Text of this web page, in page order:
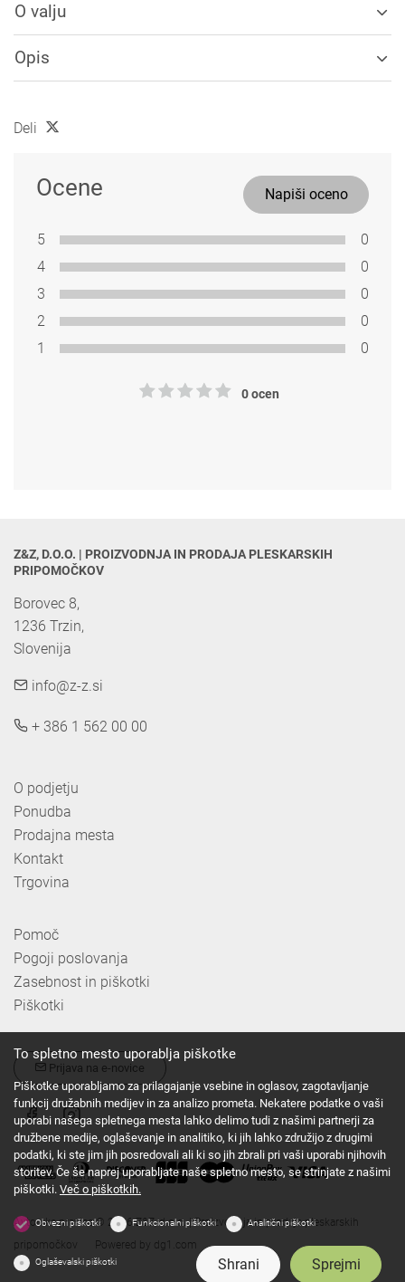
O valju
Opis
Deli
Ocene Napiši oceno
5
0
4
0
3
0
2
0
1
0
0 ocen
Z&Z, D.O.O. | PROIZVODNJA IN PRODAJA PLESKARSKIH
PRIPOMOČKOV
Borovec 8,
1236 Trzin,
Slovenija
info@z-z.si
+ 386 1 562 00 00
O podjetju
Ponudba
Prodajna mesta
Kontakt
Trgovina
Pomoč
Pogoji poslovanja
Zasebnost in piškotki
Piškotki
Prijava na e-novice
Avtorske pravice © 2026 Z&Z, d.o.o. | Proizvodnja in prodaja pleskarskih
pripomočkov
Powered by dg1.com
To spletno mesto uporablja piškotke
Piškotke uporabljamo za prilagajanje vsebine in oglasov, zagotavljanje
funkcij družabnih medijev in za analizo prometa. Nekatere podatke o vaši
uporabi našega spletnega mesta lahko delimo tudi z našimi partnerji za
družbene medije, oglaševanje in analitiko, ki jih lahko združijo z drugimi
podatki, ki ste jim jih posredovali ali ki so jih zbrali pri vaši uporabi njihovih
storitev. Če še naprej uporabljate naše spletno mesto, se strinjate z našimi
piškotki. Več o piškotkih.
Obvezni piškotki Funkcionalni piškotki Analitični piškotki
Oglaševalski piškotki Sprejmi
Shrani